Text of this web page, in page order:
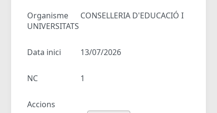
Organisme
CONSELLERIA D'EDUCACIÓ I
UNIVERSITATS
Data inici 13/07/2026
NC 1
Accions